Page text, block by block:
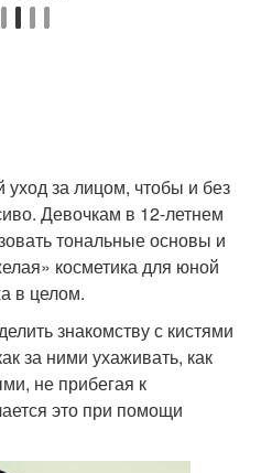
за лицом, чтобы и без
Девочкам в 12-летнем
тональные основы и
косметика для юной
в целом.
знакомству с кистями
за ними ухаживать, как
не прибегая к
это при помощи